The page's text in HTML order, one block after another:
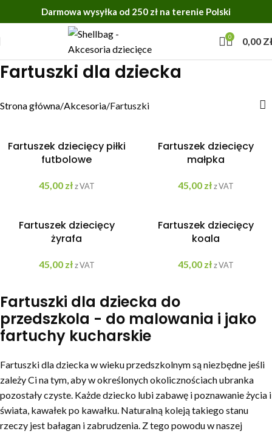
Darmowa wysyłka od 250 zł na terenie Polski
0 0,00
Fartuszki dla dziecka
Strona główna Akcesoria Fartuszki
Fartuszek dziecięcy piłki
futbolowe
45,00 zł z VAT
Fartuszek dziecięcy
małpka
45,00 zł z VAT
Fartuszek dziecięcy
żyrafa
45,00 zł z VAT
Fartuszek dziecięcy
koala
45,00 zł z VAT
Fartuszki dla dziecka do
przedszkola - do malowania i jako
fartuchy kucharskie
Fartuszki dla dziecka w wieku przedszkolnym są niezbędne jeśli
zależy Ci na tym, aby w określonych okolicznościach ubranka
pozostały czyste. Każde dziecko lubi zabawę i poznawanie życia i
świata, kawałek po kawałku. Naturalną koleją takiego stanu
rzeczy jest bałagan i zabrudzenia. Z tego powodu w naszej